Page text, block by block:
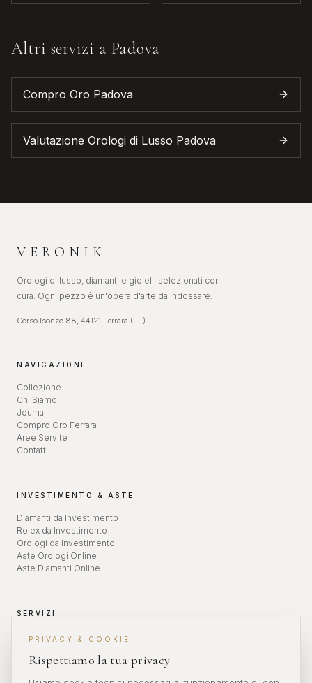
PRIVACY & COOKIE
Rispettiamo la tua privacy
Altri servizi a Padova
Compro Oro Padova
Valutazione Orologi di Lusso Padova
VERONIK
Orologi di lusso, diamanti e gioielli selezionati con
cura. Ogni pezzo è un'opera d'arte da indossare.
Corso Isonzo 88, 44121 Ferrara (FE)
NAVIGAZIONE
Collezione
Chi Siamo
Journal
Compro Oro Ferrara
Aree Servite
Contatti
INVESTIMENTO & ASTE
Diamanti da Investimento
Rolex da Investimento
Orologi da Investimento
Aste Orologi Online
Aste Diamanti Online
SERVIZI
Valutazione Orologi
Diamanti da Investimento